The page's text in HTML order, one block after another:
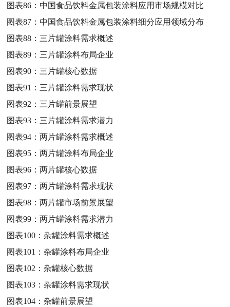
图表86：中国食品饮料金属包装涂料应用市场规模对比
图表87：中国食品饮料金属包装涂料细分应用领域分布
图表88： 三片罐涂料需求概述
图表89： 三片罐涂料布局企业
图表90： 三片罐核心数据
图表91： 三片罐涂料需求现状
图表92： 三片罐前景展望
图表93： 三片罐涂料需求潜力
图表94：两片罐涂料需求概述
图表95：两片罐涂料布局企业
图表96：两片罐核心数据
图表97：两片罐涂料需求现状
图表98：两片罐市场前景展望
图表99：两片罐涂料需求潜力
图表100：杂罐涂料需求概述
图表101：杂罐涂料布局企业
图表102：杂罐核心数据
图表103：杂罐涂料需求现状
图表104：杂罐前景展望